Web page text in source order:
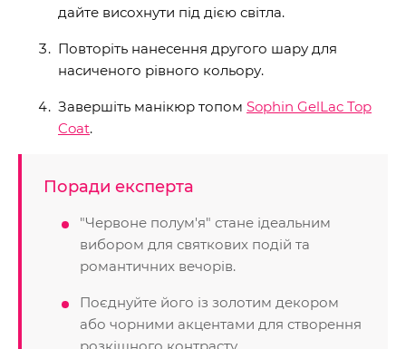
дайте висохнути під дією світла.
Повторіть нанесення другого шару для
насиченого рівного кольору.
Завершіть манікюр топом Sophin GelLac Top
Coat.
Поради експерта
"Червоне полум'я" стане ідеальним
вибором для святкових подій та
романтичних вечорів.
Поєднуйте його із золотим декором
або чорними акцентами для створення